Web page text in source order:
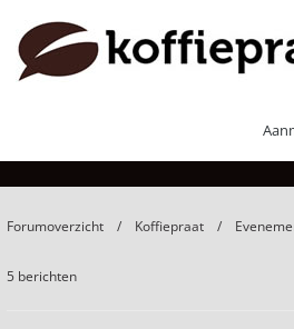
koffie festival
Forumoverzicht Koffiepraat
5 berichten